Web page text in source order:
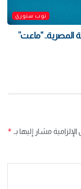
توب ستوري
المصرية.. “ماعت”
مشار إليها بـ *